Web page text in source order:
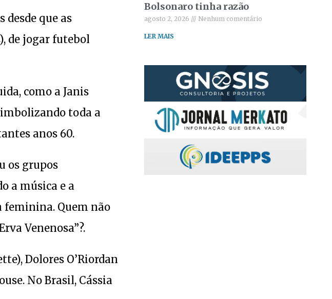
desde que as
de jogar futebol
como a Janis
toda a
anos 60.
os grupos
a música e a
feminina. Quem não
Venenosa”?.
Dolores O’Riordan
No Brasil, Cássia
Bolsonaro tinha razão
agosto 2, 2026 Nenhum comentário
LER MAIS